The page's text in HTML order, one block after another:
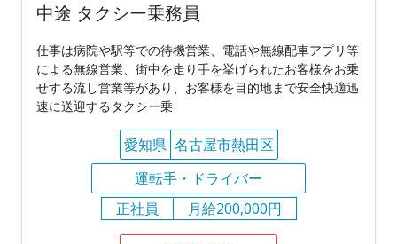
中途 タクシー乗務員
仕事は病院や駅等での待機営業、電話や無線配車アプリ等
による無線営業、街中を走り手を挙げられたお客様をお乗
せする流し営業等があり、お客様を目的地まで安全快適迅
速に送迎するタクシー乗
愛知県 名古屋市熱田区
運転手・ドライバー
正社員
月給200,000円